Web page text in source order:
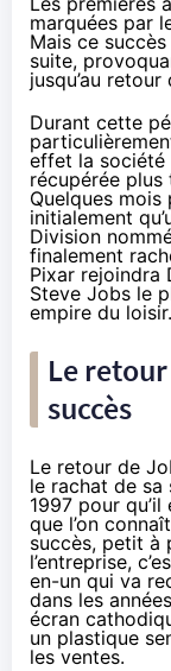
marquées par
Mais ce
suite,
jusqu’au
Durant cette
effet la société
récupérée plus
Quelques mois
initialement
Division
finalement
Pixar rejoindra
Steve Jobs le
empire du loisir.
Le
succès
Le retour de
le rachat de sa
1997 pour
que l’on
succès, petit à
l’entreprise,
en-un qui va
dans les
écran
un plastique
les ventes.